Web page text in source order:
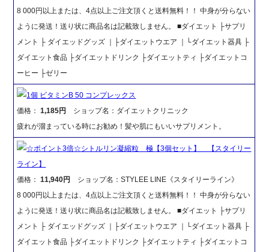
8 000円以上または、4点以上ご注文頂くと送料無料！！ 中身が分らない
ように発送！送り状に商品名は記載致しません。 ■ダイエット ├サプリ
メント ├ ダイエッドグッズ ｜├ダイエットウエア ｜└ダイエット器具 ├
ダイエット食品 ├ダイエットドリンク ├ダイエットティ ├ダイエットコ
ーヒー ├ゼリー
1個 ビタミンB 50 コンプレックス
価格：1,185円
ショップ名：ダイエットクリニック
疲れが溜まっている時にお勧め！髪や肌にもいいサプリメント。
☆ポイント3倍☆シトルリン凝縮粒 極【3個セット】 【スタイリー
ライン】
価格：11,940円
ショップ名：STYLEE LINE《スタイリーライン》
8 000円以上または、4点以上ご注文頂くと送料無料！！ 中身が分らない
ように発送！送り状に商品名は記載致しません。 ■ダイエット ├サプリ
メント ├ ダイエッドグッズ ｜├ダイエットウエア ｜└ダイエット器具 ├
ダイエット食品 ├ダイエットドリンク ├ダイエットティ ├ダイエットコ